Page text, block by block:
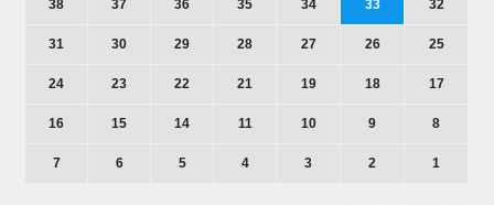
38 37 36 35 34 33 32
31 30 29 28 27 26 25
24 23 22 21 19 18 17
16 15 14 11 10 9 8
7 6 5 4 3 2 1